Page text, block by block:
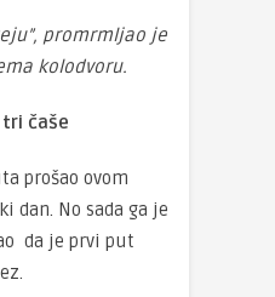
promrmljao je
kolodvoru.
čaše
prošao ovom
dan. No sada ga je
da je prvi put